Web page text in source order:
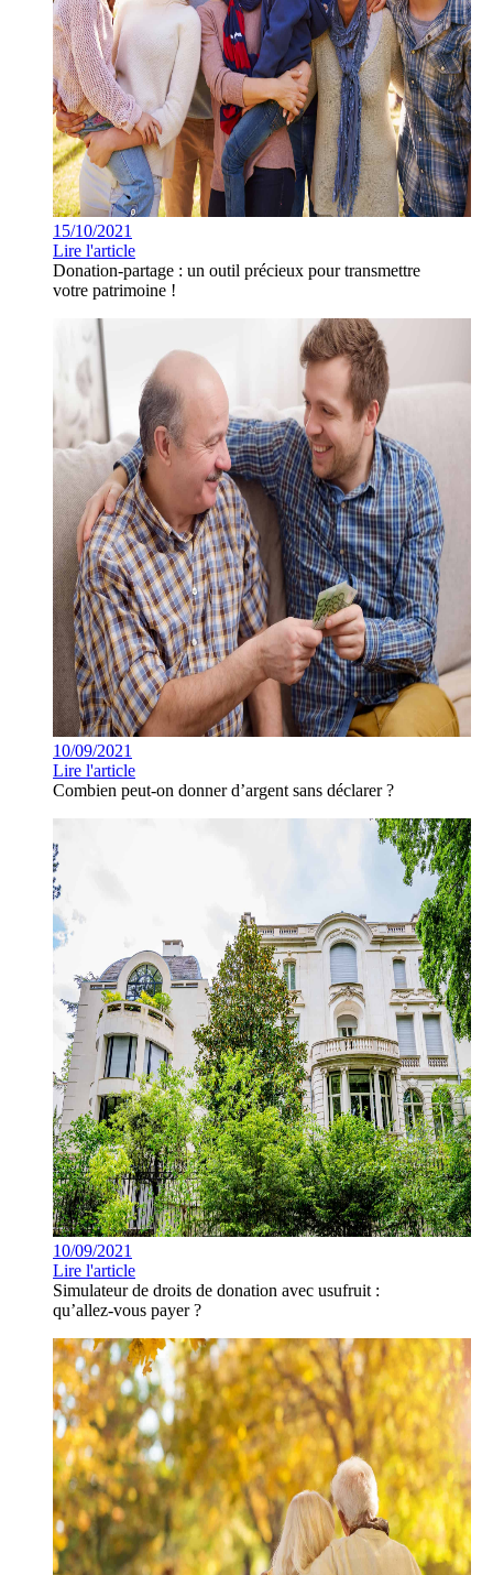
15/10/2021
Lire l'article
Donation-partage : un outil précieux pour transmettre
votre patrimoine !
10/09/2021
Lire l'article
Combien peut-on donner d’argent sans déclarer ?
10/09/2021
Lire l'article
Simulateur de droits de donation avec usufruit :
qu’allez-vous payer ?